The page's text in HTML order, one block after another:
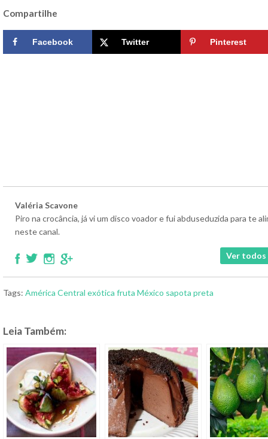
Compartilhe
Facebook Twitter Pinterest
Valéria Scavone
Piro na crocância, já vi um disco voador e fui abduseduzida para te
neste canal.
Ver todos
Tags: América Central exótica fruta México sapota preta
Leia Também: